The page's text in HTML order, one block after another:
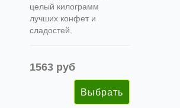
целый килограмм
лучших конфет и
сладостей.
1563 руб